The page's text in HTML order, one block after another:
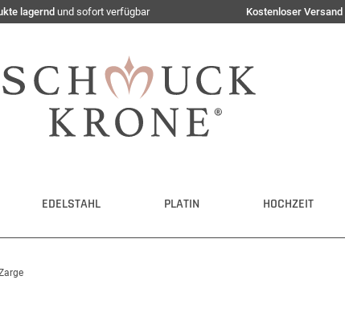
lagernd und sofort verfügbar Kostenloser Versand
EDELSTAHL PLATIN HOCHZEIT